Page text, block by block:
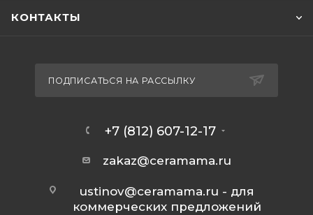
КОНТАКТЫ
ПОДПИСАТЬСЯ НА РАССЫЛКУ
+7 (812) 607-12-17
zakaz@ceramama.ru
ustinov@ceramama.ru - для
коммерческих предложений